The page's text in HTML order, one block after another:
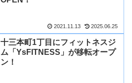
2021.11.13 2025.06.25
十三本町1丁目にフィットネスジ
ム「YsFITNESS」が移転オープ
ン！